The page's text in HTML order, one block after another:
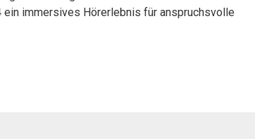
immersives Hörerlebnis für anspruchsvolle